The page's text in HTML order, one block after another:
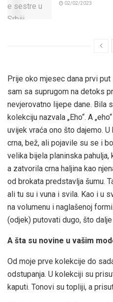
02/02/2023
Prije oko mjesec dana prvi
sam sa suprugom na detoks
nevjerovatno lijepe dane. Bila
kolekciju nazvala „Eho“. A
uvijek vraća ono što dajemo.
crna, bež, ali pojavile su se i
velika bijela planinska
a zatvorila crna haljina kao
od brokata predstavlja šumu.
ali tu su i vuna i svila. Kao i u
na volumenu i naglašenoj
(odjek) putovati dugo, što dalje
A šta su novine u vašim
Od moje prve kolekcije do
odstupanja. U kolekciji su
kaputi. Tonovi su topliji, a